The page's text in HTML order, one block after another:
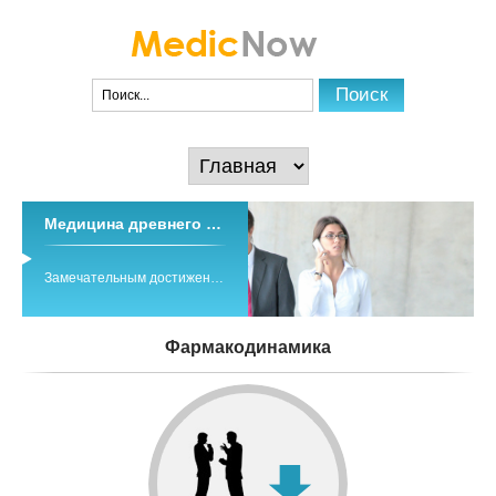
Медицина древнего тибета
Замечательным достижением древних и средневековых медицинских знаний народов Азии является традиционная система индо-тибетской медицины ...
Фармакодинамика